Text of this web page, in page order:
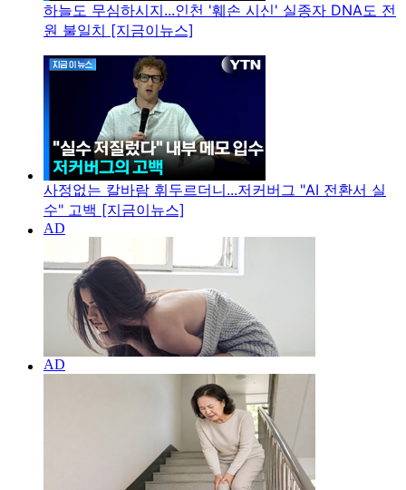
하늘도 무심하시지...인천 '훼손 시신' 실종자 DNA도 전
원 불일치 [지금이뉴스]
사정없는 칼바람 휘두르더니...저커버그 "AI 전환서 실
수" 고백 [지금이뉴스]